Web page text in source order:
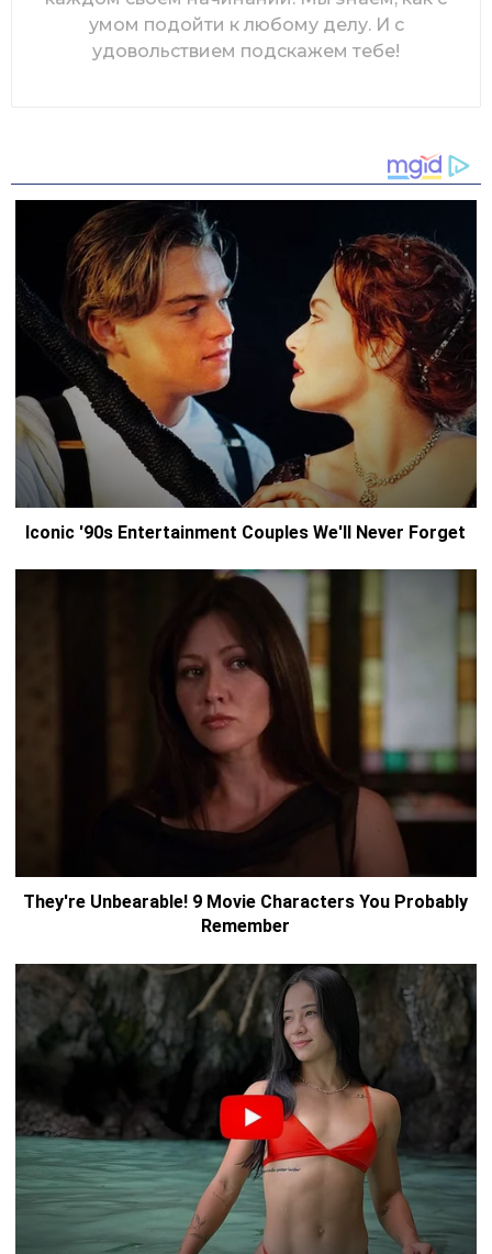
умом подойти к любому делу. И с
удовольствием подскажем тебе!